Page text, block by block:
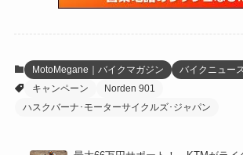
(27)
(4)
MotoMegane｜バイクマガジン
バイクニュー
キャンペーン
Norden 901
ハスクバーナ･モーターサイクルズ･ジャパン